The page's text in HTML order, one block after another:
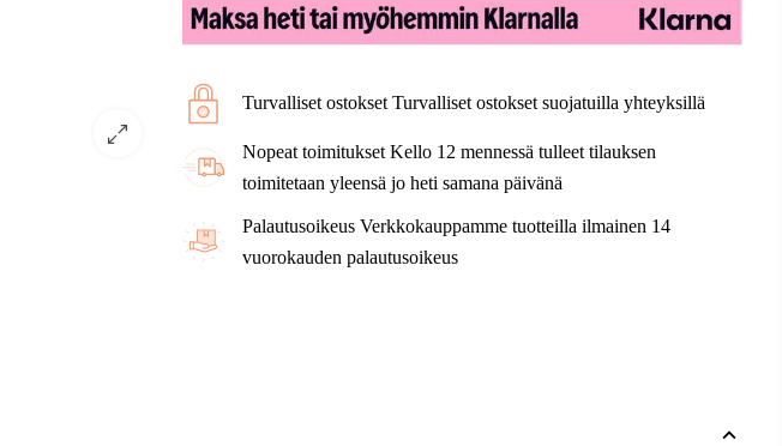
Turvalliset ostokset Turvalliset ostokset suojatuilla yhteyksillä
Nopeat toimitukset Kello 12 mennessä tulleet tilauksen
toimitetaan yleensä jo heti samana päivänä
Palautusoikeus Verkkokauppamme tuotteilla ilmainen 14
vuorokauden palautusoikeus